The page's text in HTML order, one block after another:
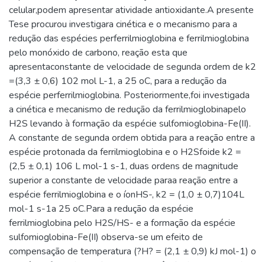
celular,podem apresentar atividade antioxidante.A presente
Tese procurou investigara cinética e o mecanismo para a
redução das espécies perferrilmioglobina e ferrilmioglobina
pelo monóxido de carbono, reação esta que
apresentaconstante de velocidade de segunda ordem de k2
=(3,3 ± 0,6) 102 mol L-1, a 25 oC, para a redução da
espécie perferrilmioglobina. Posteriormente,foi investigada
a cinética e mecanismo de redução da ferrilmioglobinapelo
H2S levando à formação da espécie sulfomioglobina-Fe(II).
A constante de segunda ordem obtida para a reação entre a
espécie protonada da ferrilmioglobina e o H2Sfoide k2 =
(2,5 ± 0,1) 106 L mol-1 s-1, duas ordens de magnitude
superior a constante de velocidade paraa reação entre a
espécie ferrilmioglobina e o íonHS-, k2 = (1,0 ± 0,7)104L
mol-1 s-1a 25 oC.Para a redução da espécie
ferrilmioglobina pelo H2S/HS- e a formação da espécie
sulfomioglobina-Fe(II) observa-se um efeito de
compensação de temperatura (?H? = (2,1 ± 0,9) kJ mol-1) o